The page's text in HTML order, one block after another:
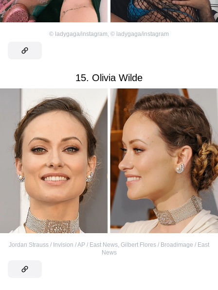
© ladygaga/instagram, © ladygaga/instagram
15. Olivia Wilde
Jordan Strauss / Invision / AP / East News, Gilbert Flores / Broadimage / East
News